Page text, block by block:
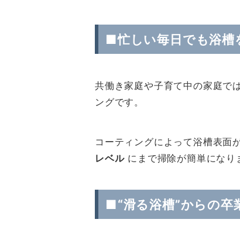
■忙しい毎日でも浴槽
共働き家庭や子育て中の家庭で
ングです。
コーティングによって浴槽表面
レベルにまで掃除が簡単になり
■“滑る浴槽”からの卒